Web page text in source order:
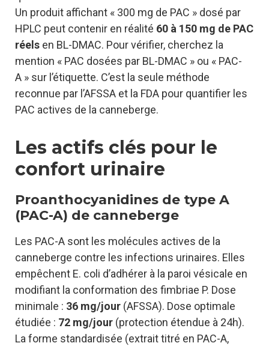
Un produit affichant « 300 mg de PAC » dosé par
HPLC peut contenir en réalité 60 à 150 mg de PAC
réels en BL-DMAC. Pour vérifier, cherchez la
mention « PAC dosées par BL-DMAC » ou « PAC-
A » sur l’étiquette. C’est la seule méthode
reconnue par l’AFSSA et la FDA pour quantifier les
PAC actives de la canneberge.
Les actifs clés pour le
confort urinaire
Proanthocyanidines de type A
(PAC-A) de canneberge
Les PAC-A sont les molécules actives de la
canneberge contre les infections urinaires. Elles
empêchent E. coli d’adhérer à la paroi vésicale en
modifiant la conformation des fimbriae P. Dose
minimale : 36 mg/jour (AFSSA). Dose optimale
étudiée : 72 mg/jour (protection étendue à 24h).
La forme standardisée (extrait titré en PAC-A,